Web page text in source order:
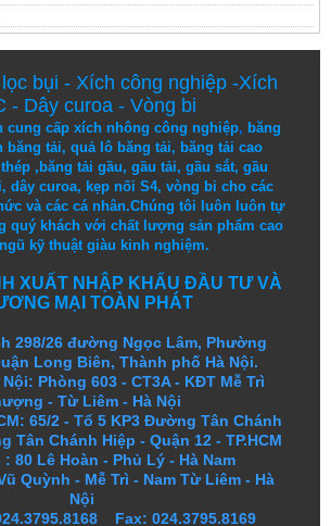
bụi - Xích công nghiệp-Xích
- Dây curoa - Vòng bi
cung cấp xích nhông công nghiệp, băng
băng tải,quả lô băng tải, băng tải cao
,băng tải gầu, gầu tải, gầu sắt, gầu
, dây curoa, kẹp nối S4, vòng bi cho các
và các cá nhân.Chúng tôi luôn luôn tự
quý khách với chất lượng sảnphẩm cao
kỹ thuật giàu kinh nghiệm.
XUẤT NHẬP KHẨU ĐẦU TƯ VÀ
MẠI TOÀN PHÁT
298/26 đường Ngọc Lâm, Phường
Long Biên, Thành phố Hà Nội.
Phòng 603 - CT3A - KĐT Mễ Trì
- Từ Liêm - Hà Nội
65/2 - Tổ 5 KP3 Đường Tân Chánh
Tân Chánh Hiệp - Quận 12 - TP.HCM
: 80 Lê Hoàn - Phủ Lý - Hà Nam
Quỳnh - Mễ Trì - Nam Từ Liêm - Hà
Nội
Fax: 024.3795.8169